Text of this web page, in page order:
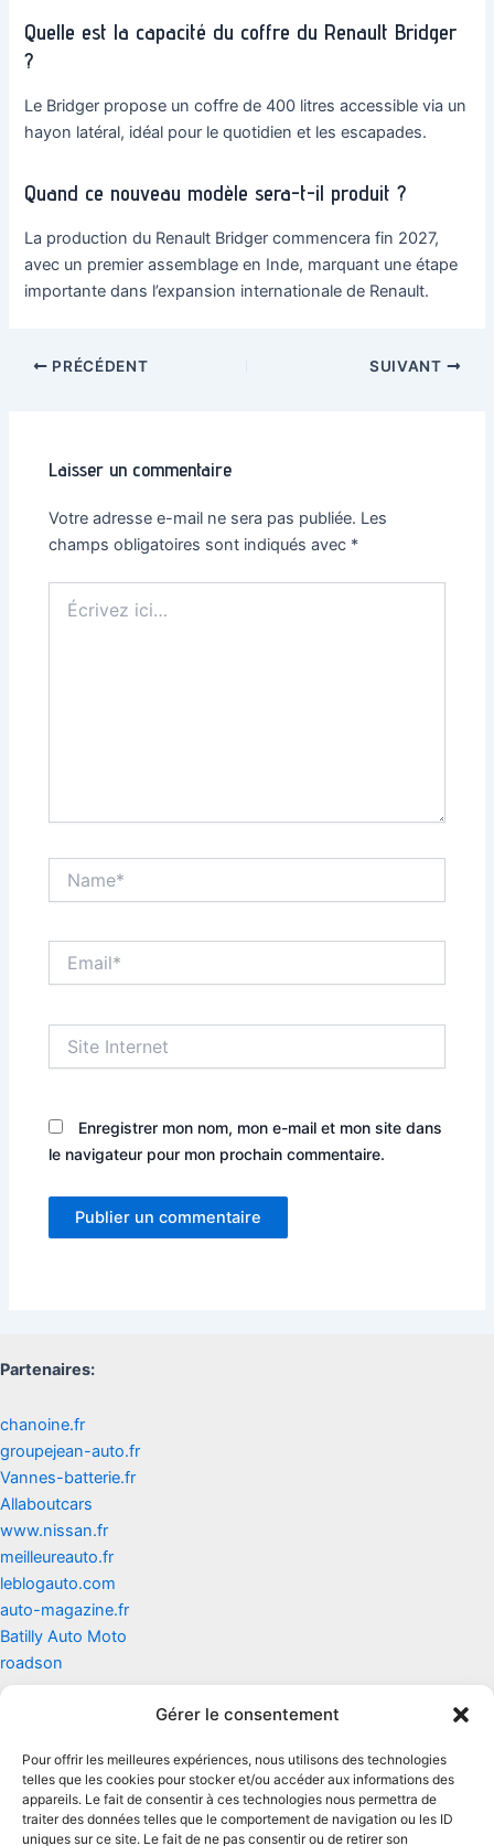
Gérer le consentement
Pour offrir les meilleures expériences, nous utilisons des technologies
telles que les cookies pour stocker et/ou accéder aux informations des
appareils. Le fait de consentir à ces technologies nous permettra de
traiter des données telles que le comportement de navigation ou les ID
uniques sur ce site. Le fait de ne pas consentir ou de retirer son
Quelle est la capacité du coffre du Renault Bridger
?
Le Bridger propose un coffre de 400 litres accessible via un
hayon latéral, idéal pour le quotidien et les escapades.
Quand ce nouveau modèle sera-t-il produit ?
La production du Renault Bridger commencera fin 2027,
avec un premier assemblage en Inde, marquant une étape
importante dans l’expansion internationale de Renault.
NavigationPRÉCÉDENT SUIVANT
Laisser un commentaire
Votre adresse e-mail ne sera pas publiée. Les
champs obligatoires sont indiqués avec *
ici…
Internet
Enregistrer mon nom, mon e-mail et mon site dans
le navigateur pour mon prochain commentaire.
Partenaires:
chanoine.fr
groupejean-auto.fr
Vannes-batterie.fr
Allaboutcars
www.nissan.fr
meilleureauto.fr
leblogauto.com
auto-magazine.fr
Batilly Auto Moto
roadson
Mentions légales
Conditions générales d'utilisation